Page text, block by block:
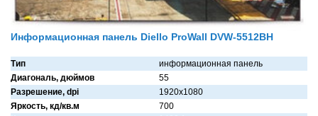
Информационная панель Diello ProWall DVW-5512BH
Тип
информационная панель
Диагональ, дюймов
55
Разрешение, dpi
1920х1080
Яркость, кд/кв.м
700